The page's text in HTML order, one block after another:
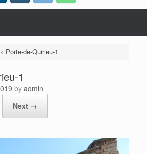
Porte-de-Quirieu-1
1
by admin
Next →